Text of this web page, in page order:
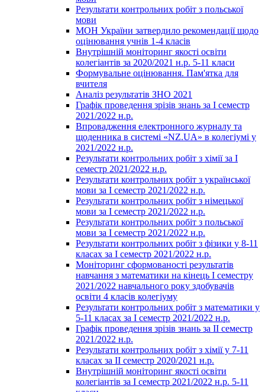
Результати контрольних робіт з польської
мови
МОН України затвердило рекомендації щодо
оцінювання учнів 1-4 класів
Внутрішній моніторинг якості освіти
колегіантів за 2020/2021 н.р. 5-11 класи
Формувальне оцінювання. Пам'ятка для
вчителя
Аналіз результатів ЗНО 2021
Графік проведення зрізів знань за І семестр
2021/2022 н.р.
Впровадження електронного журналу та
щоденника в системі «NZ.UA» в колегіумі у
2021/2022 н.р.
Результати контрольних робіт з хімії за І
семестр 2021/2022 н.р.
Результати контрольних робіт з української
мови за І семестр 2021/2022 н.р.
Результати контрольних робіт з німецької
мови за І семестр 2021/2022 н.р.
Результати контрольних робіт з польської
мови за І семестр 2021/2022 н.р.
Результати контрольних робіт з фізики у 8-11
класах за І семестр 2021/2022 н.р.
Моніторинг сформованості результатів
навчання з математики на кінець І семестру
2021/2022 навчального року здобувачів
освіти 4 класів колегіуму
Результати контрольних робіт з математики у
5-11 класах за І семестр 2021/2022 н.р.
Графік проведення зрізів знань за ІІ семестр
2021/2022 н.р.
Результати контрольних робіт з хімії у 7-11
класах за ІІ семестр 2020/2021 н.р.
Внутрішній моніторинг якості освіти
колегіантів за І семестр 2021/2022 н.р. 5-11